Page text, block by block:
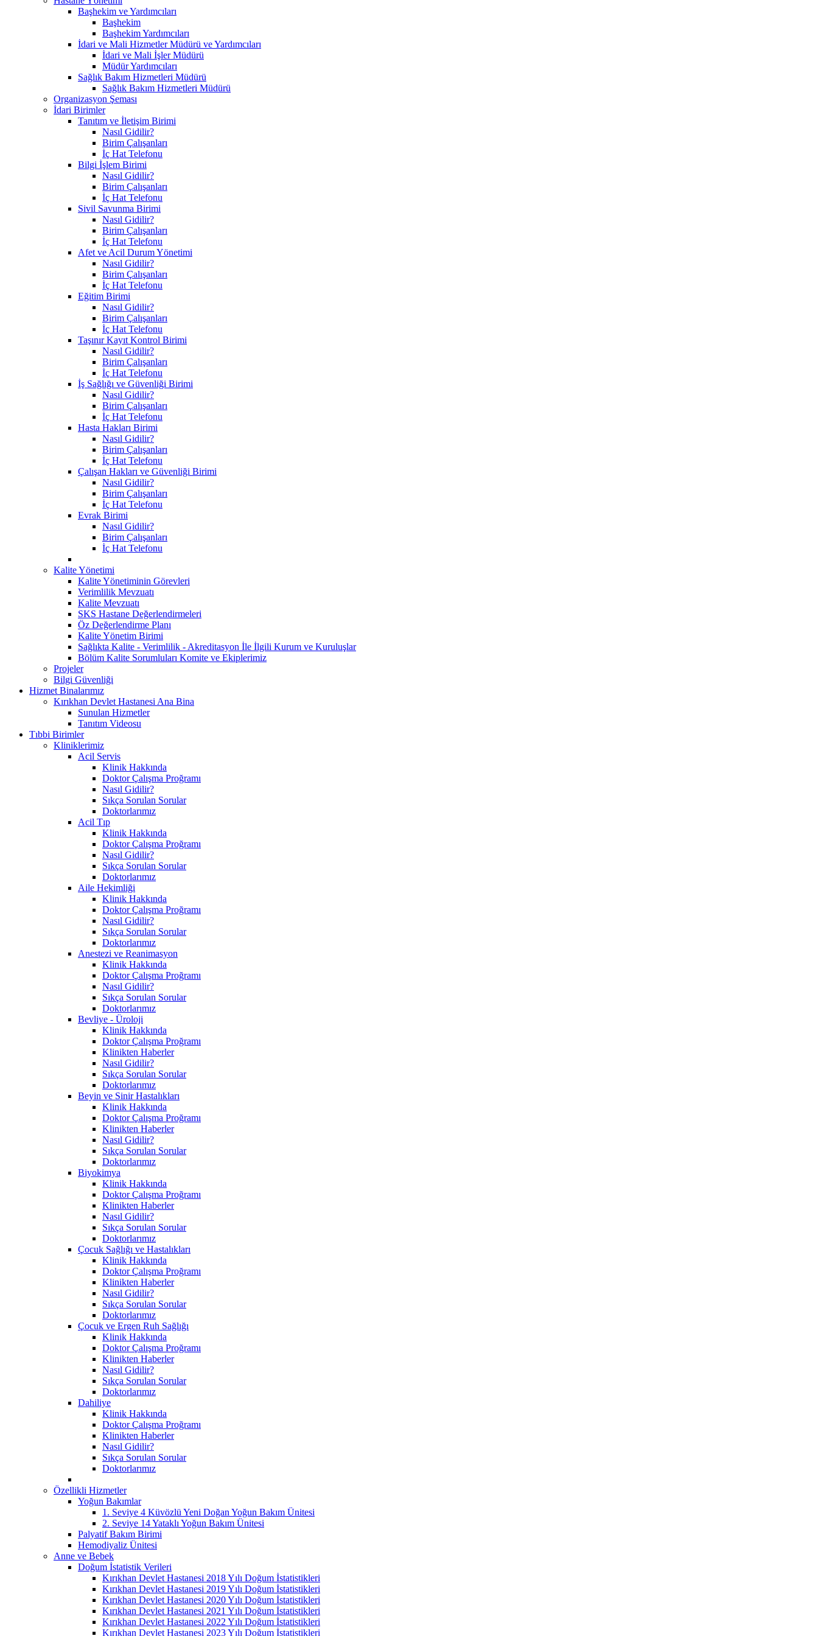
Başhekim ve Yardımcıları
Başhekim
Başhekim Yardımcıları
İdari ve Mali Hizmetler Müdürü ve Yardımcıları
İdari ve Mali İşler Müdürü
Müdür Yardımcıları
Sağlık Bakım Hizmetleri Müdürü
Sağlık Bakım Hizmetleri Müdürü
Organizasyon Şeması
İdari Birimler
Tanıtım ve İletişim Birimi
Nasıl Gidilir?
Birim Çalışanları
İç Hat Telefonu
Bilgi İşlem Birimi
Nasıl Gidilir?
Birim Çalışanları
İç Hat Telefonu
Sivil Savunma Birimi
Nasıl Gidilir?
Birim Çalışanları
İç Hat Telefonu
Afet ve Acil Durum Yönetimi
Nasıl Gidilir?
Birim Çalışanları
İç Hat Telefonu
Eğitim Birimi
Nasıl Gidilir?
Birim Çalışanları
İç Hat Telefonu
Taşınır Kayıt Kontrol Birimi
Nasıl Gidilir?
Birim Çalışanları
İç Hat Telefonu
İş Sağlığı ve Güvenliği Birimi
Nasıl Gidilir?
Birim Çalışanları
İç Hat Telefonu
Hasta Hakları Birimi
Nasıl Gidilir?
Birim Çalışanları
İç Hat Telefonu
Çalışan Hakları ve Güvenliği Birimi
Nasıl Gidilir?
Birim Çalışanları
İç Hat Telefonu
Evrak Birimi
Nasıl Gidilir?
Birim Çalışanları
İç Hat Telefonu
Kalite Yönetimi
Kalite Yönetiminin Görevleri
Verimlilik Mevzuatı
Kalite Mevzuatı
SKS Hastane Değerlendirmeleri
Öz Değerlendirme Planı
Kalite Yönetim Birimi
Sağlıkta Kalite - Verimlilik - Akreditasyon İle İlgili Kurum ve Kuruluşlar
Bölüm Kalite Sorumluları Komite ve Ekiplerimiz
Projeler
Bilgi Güvenliği
Hizmet Binalarımız
Kırıkhan Devlet Hastanesi Ana Bina
Sunulan Hizmetler
Tanıtım Videosu
Tıbbi Birimler
Kliniklerimiz
Acil Servis
Klinik Hakkında
Doktor Çalışma Proğramı
Nasıl Gidilir?
Sıkça Sorulan Sorular
Doktorlarımız
Acil Tıp
Klinik Hakkında
Doktor Çalışma Proğramı
Nasıl Gidilir?
Sıkça Sorulan Sorular
Doktorlarımız
Aile Hekimliği
Klinik Hakkında
Doktor Çalışma Proğramı
Nasıl Gidilir?
Sıkça Sorulan Sorular
Doktorlarımız
Anestezi ve Reanimasyon
Klinik Hakkında
Doktor Çalışma Proğramı
Nasıl Gidilir?
Sıkça Sorulan Sorular
Doktorlarımız
Bevliye - Üroloji
Klinik Hakkında
Doktor Çalışma Proğramı
Klinikten Haberler
Nasıl Gidilir?
Sıkça Sorulan Sorular
Doktorlarımız
Beyin ve Sinir Hastalıkları
Klinik Hakkında
Doktor Çalışma Proğramı
Klinikten Haberler
Nasıl Gidilir?
Sıkça Sorulan Sorular
Doktorlarımız
Biyokimya
Klinik Hakkında
Doktor Çalışma Proğramı
Klinikten Haberler
Nasıl Gidilir?
Sıkça Sorulan Sorular
Doktorlarımız
Çocuk Sağlığı ve Hastalıkları
Klinik Hakkında
Doktor Çalışma Proğramı
Klinikten Haberler
Nasıl Gidilir?
Sıkça Sorulan Sorular
Doktorlarımız
Çocuk ve Ergen Ruh Sağlığı
Klinik Hakkında
Doktor Çalışma Proğramı
Klinikten Haberler
Nasıl Gidilir?
Sıkça Sorulan Sorular
Doktorlarımız
Dahiliye
Klinik Hakkında
Doktor Çalışma Proğramı
Klinikten Haberler
Nasıl Gidilir?
Sıkça Sorulan Sorular
Doktorlarımız
Özellikli Hizmetler
Yoğun Bakımlar
1. Seviye 4 Küvözlü Yeni Doğan Yoğun Bakım Ünitesi
2. Seviye 14 Yataklı Yoğun Bakım Ünitesi
Palyatif Bakım Birimi
Hemodiyaliz Ünitesi
Anne ve Bebek
Doğum İstatistik Verileri
Kırıkhan Devlet Hastanesi 2018 Yılı Doğum İstatistikleri
Kırıkhan Devlet Hastanesi 2019 Yılı Doğum İstatistikleri
Kırıkhan Devlet Hastanesi 2020 Yılı Doğum İstatistikleri
Kırıkhan Devlet Hastanesi 2021 Yılı Doğum İstatistikleri
Kırıkhan Devlet Hastanesi 2022 Yılı Doğum İstatistikleri
Kırıkhan Devlet Hastanesi 2023 Yılı Doğum İstatistikleri